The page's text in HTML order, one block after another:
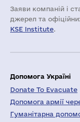
Заяви компаній i
джерел та
KSE Institute.
Допомога Україні
Donate To Evacuate
Допомога армії
Гуманітарна